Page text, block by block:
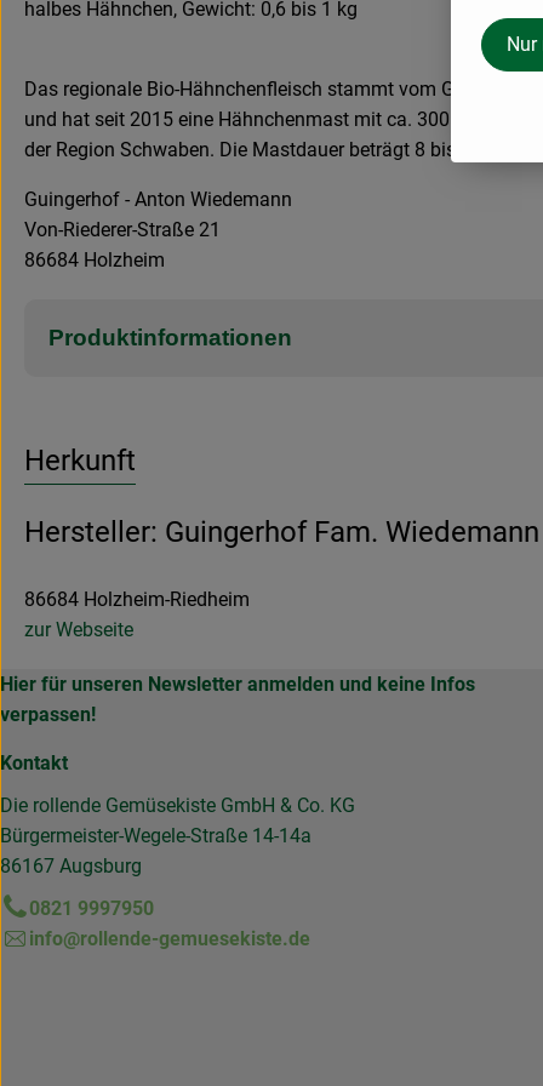
halbes Hähnchen, Gewicht: 0,6 bis 1 kg
Das regionale Bio-Hähnchenfleisch stammt vom
und hat seit 2015 eine Hähnchenmast mit ca. 300 Tieren.
der Region Schwaben. Die Mastdauer beträgt 8 bis 12
Guingerhof - Anton Wiedemann
Von-Riederer-Straße 21
86684 Holzheim
Produktinformationen
Herkunft
Hersteller: Guingerhof Fam. Wiedemann
86684 Holzheim-Riedheim
zur Webseite
Hier für unseren Newsletter anmelden und keine Infos
verpassen!
Kontakt
Die rollende Gemüsekiste GmbH & Co. KG
Bürgermeister-Wegele-Straße 14-14a
86167 Augsburg
0821 9997950
info@rollende-gemuesekiste.de
Nur